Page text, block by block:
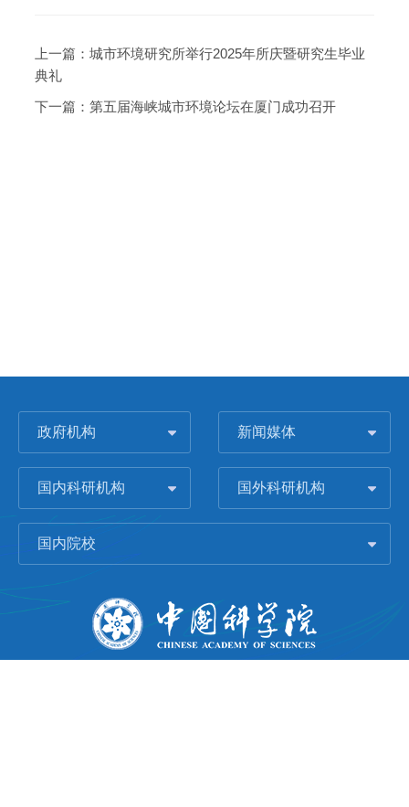
上一篇： 城市环境研究所举行2025年所庆暨研究生毕业
典礼
下一篇： 第五届海峡城市环境论坛在厦门成功召开
政府机构 新闻媒体
国内科研机构 国外科研机构
国内院校